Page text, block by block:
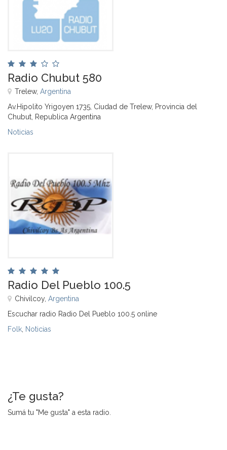
Radio Chubut 580
Trelew, Argentina
Av.Hipolito Yrigoyen 1735, Ciudad de Trelew, Provincia del
Chubut, Republica Argentina
Noticias
Radio Del Pueblo 100.5
Chivilcoy, Argentina
Escuchar radio Radio Del Pueblo 100.5 online
Folk Noticias
¿Te gusta?
Sumá tu "Me gusta" a esta radio.